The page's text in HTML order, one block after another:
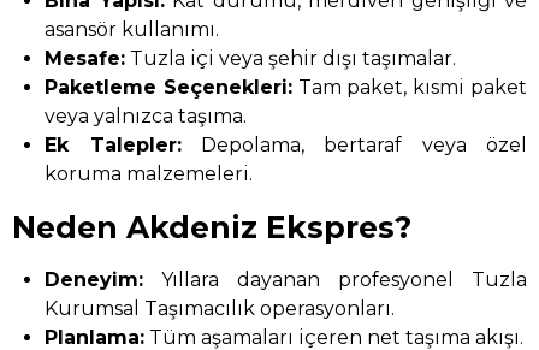
asansör kullanımı.
Mesafe: Tuzla içi veya şehir dışı taşımalar.
Paketleme Seçenekleri:Tam paket, kısmi paket
veya yalnızca taşıma.
Ek Talepler:Depolama, bertaraf veya özel
koruma malzemeleri.
Neden Akdeniz Ekspres?
Deneyim: Yıllara dayanan profesyonel Tuzla
Kurumsal Taşımacılık operasyonları.
Planlama: Tüm aşamaları içeren net taşıma akışı.